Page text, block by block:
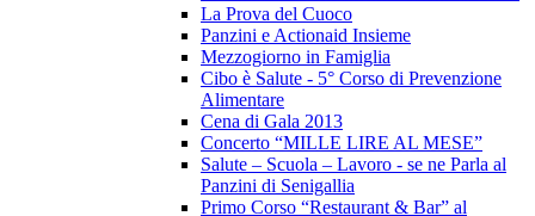
La Prova del Cuoco
Panzini e Actionaid Insieme
Mezzogiorno in Famiglia
Cibo è Salute - 5° Corso di Prevenzione
Alimentare
Cena di Gala 2013
Concerto “MILLE LIRE AL MESE”
Salute – Scuola – Lavoro - se ne Parla al
Panzini di Senigallia
Primo Corso “Restaurant & Bar” al